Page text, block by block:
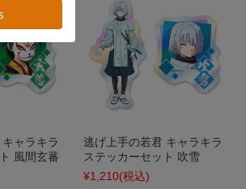
ャラキラ
風間玄蕃
逃げ上手の若君 キャラキラ
ステッカーセット 吹雪
¥1,210(税込)